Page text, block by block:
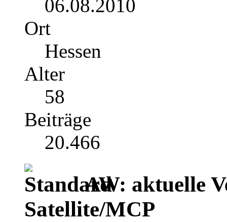
06.08.2010
Ort
Hessen
Alter
58
Beiträge
20.466
AW: aktuelle
Satellite/MCP